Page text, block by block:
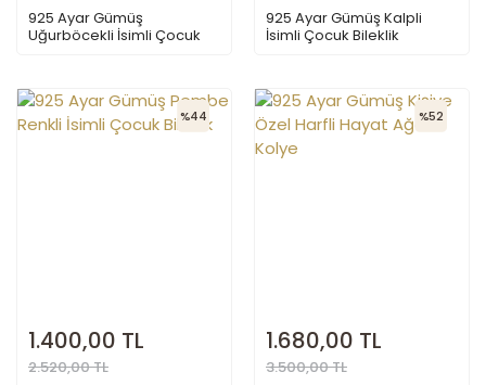
925 Ayar Gümüş
Uğurböcekli İsimli Çocuk
925 Ayar Gümüş Kalpli
İsimli Çocuk Bileklik
%44
1.400,00 TL
2.520,00 TL
%52
1.680,00 TL
3.500,00 TL